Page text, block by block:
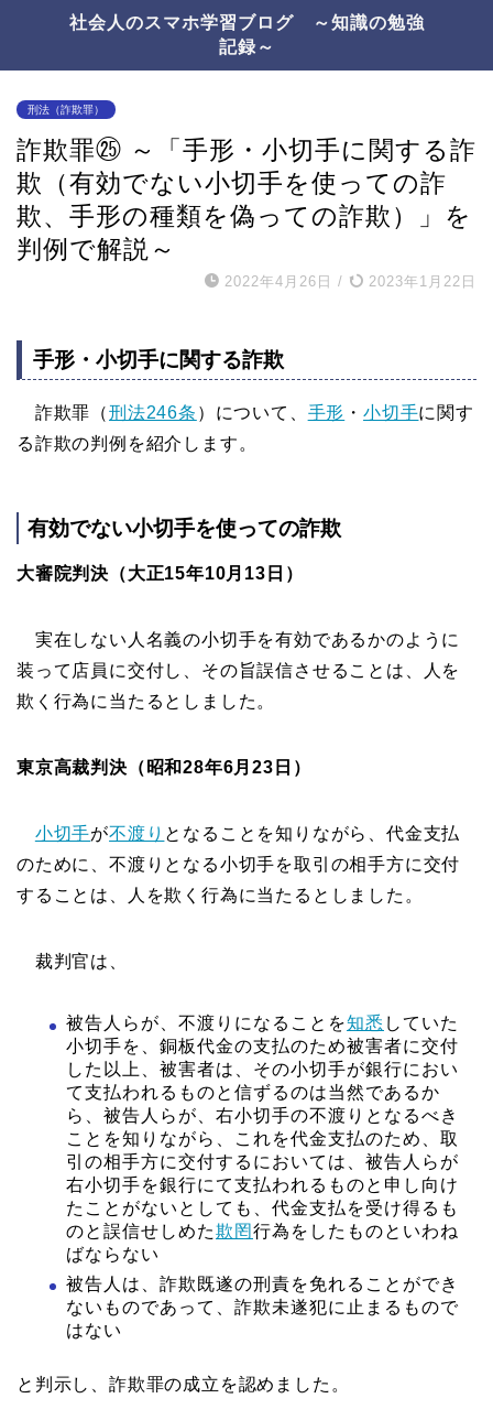
社会人のスマホ学習ブログ ～知識の勉強
記録～
刑法（詐欺罪）
詐欺罪㉕ ～「手形・小切手に関する詐
欺（有効でない小切手を使っての詐
欺、手形の種類を偽っての詐欺）」を
判例で解説～
2022年4月26日 / 2023年1月22日
手形・小切手に関する詐欺
詐欺罪（刑法246条 ）について、 手形 ・小切手に関す
る詐欺の判例を紹介します。
有効でない小切手を使っての詐欺
大審院判決（大正15年10月13日）
実在しない人名義の小切手を有効であるかのように
装って店員に交付し、その旨誤信させることは、人を
欺く行為に当たるとしました。
東京高裁判決（昭和28年6月23日）
小切手が不渡り となることを知りながら、代金支払
のために、不渡りとなる小切手を取引の相手方に交付
することは、人を欺く行為に当たるとしました。
裁判官は、
被告人らが、不渡りになることを知悉 していた
小切手を、銅板代金の支払のため被害者に交付
した以上、被害者は、その小切手が銀行におい
て支払われるものと信ずるのは当然であるか
ら、被告人らが、右小切手の不渡りとなるべき
ことを知りながら、これを代金支払のため、取
引の相手方に交付するにおいては、被告人らが
右小切手を銀行にて支払われるものと申し向け
たことがないとしても、代金支払を受け得るも
のと誤信せしめた欺罔行為をしたものといわね
ばならない
被告人は、詐欺既遂の刑責を免れることができ
ないものであって、詐欺未遂犯に止まるもので
はない
と判示し、詐欺罪の成立を認めました。